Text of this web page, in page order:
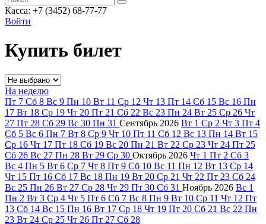
Касса: +7 (3452) 68-77-77
Войти
Купить билет
На неделю
Пт 7 Сб 8 Вс 9 Пн 10 Вт 11 Ср 12 Чт 13 Пт 14 Сб 15 Вс 16 Пн
17 Вт 18 Ср 19 Чт 20 Пт 21 Сб 22 Вс 23 Пн 24 Вт 25 Ср 26 Чт
27 Пт 28 Сб 29 Вс 30 Пн 31 Сентябрь 2026 Вт 1 Ср 2 Чт 3 Пт 4
Сб 5 Вс 6 Пн 7 Вт 8 Ср 9 Чт 10 Пт 11 Сб 12 Вс 13 Пн 14 Вт 15
Ср 16 Чт 17 Пт 18 Сб 19 Вс 20 Пн 21 Вт 22 Ср 23 Чт 24 Пт 25
Сб 26 Вс 27 Пн 28 Вт 29 Ср 30 Октябрь 2026 Чт 1 Пт 2 Сб 3
Вс 4 Пн 5 Вт 6 Ср 7 Чт 8 Пт 9 Сб 10 Вс 11 Пн 12 Вт 13 Ср 14
Чт 15 Пт 16 Сб 17 Вс 18 Пн 19 Вт 20 Ср 21 Чт 22 Пт 23 Сб 24
Вс 25 Пн 26 Вт 27 Ср 28 Чт 29 Пт 30 Сб 31 Ноябрь 2026 Вс 1
Пн 2 Вт 3 Ср 4 Чт 5 Пт 6 Сб 7 Вс 8 Пн 9 Вт 10 Ср 11 Чт 12 Пт
13 Сб 14 Вс 15 Пн 16 Вт 17 Ср 18 Чт 19 Пт 20 Сб 21 Вс 22 Пн
23 Вт 24 Ср 25 Чт 26 Пт 27 Сб 28